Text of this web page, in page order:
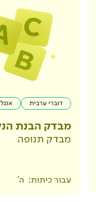
דוברי ערבית
מבדק הבנת
מבדק תנופה
עבור כיתות: ה'